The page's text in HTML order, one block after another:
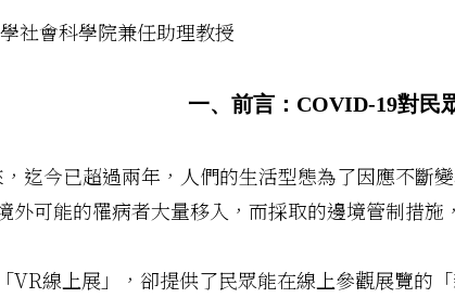
社會科學院兼任助理教授
一、前言：COVID-19對民
迄今已超過兩年，人們的生活型態為了因應不斷
外可能的罹病者大量移入，而採取的邊境管制措施
VR線上展」，卻提供了民眾能在線上參觀展覽